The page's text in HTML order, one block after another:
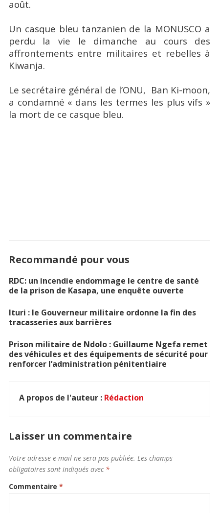
août.
Un casque bleu tanzanien de la MONUSCO a
perdu la vie le dimanche au cours des
affrontements entre militaires et rebelles à
Kiwanja.
Le secrétaire général de l’ONU, Ban Ki-moon,
a condamné « dans les termes les plus vifs »
la mort de ce casque bleu.
Recommandé pour vous
RDC: un incendie endommage le centre de santé
de la prison de Kasapa, une enquête ouverte
Ituri : le Gouverneur militaire ordonne la fin des
tracasseries aux barrières
Prison militaire de Ndolo : Guillaume Ngefa remet
des véhicules et des équipements de sécurité pour
renforcer l’administration pénitentiaire
A propos de l'auteur : Rédaction
Laisser un commentaire
Votre adresse e-mail ne sera pas publiée. Les champs
obligatoires sont indiqués avec *
Commentaire *